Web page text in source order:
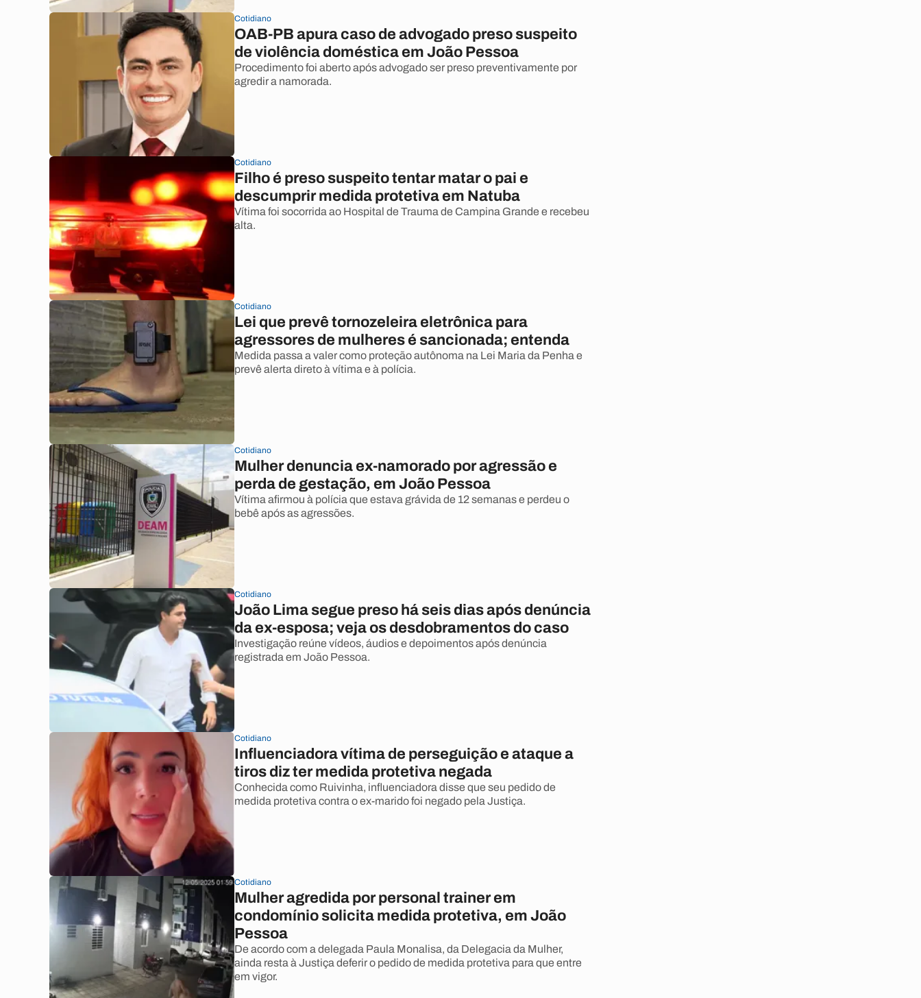
Cotidiano
OAB-PB apura caso de advogado preso suspeito
de violência doméstica em João Pessoa
Procedimento foi aberto após advogado ser preso preventivamente por
agredir a namorada.
Cotidiano
Filho é preso suspeito tentar matar o pai e
descumprir medida protetiva em Natuba
Vítima foi socorrida ao Hospital de Trauma de Campina Grande e recebeu
alta.
Cotidiano
Lei que prevê tornozeleira eletrônica para
agressores de mulheres é sancionada; entenda
Medida passa a valer como proteção autônoma na Lei Maria da Penha e
prevê alerta direto à vítima e à polícia.
Cotidiano
Mulher denuncia ex-namorado por agressão e
perda de gestação, em João Pessoa
Vítima afirmou à polícia que estava grávida de 12 semanas e perdeu o
bebê após as agressões.
Cotidiano
João Lima segue preso há seis dias após denúncia
da ex-esposa; veja os desdobramentos do caso
Investigação reúne vídeos, áudios e depoimentos após denúncia
registrada em João Pessoa.
Cotidiano
Influenciadora vítima de perseguição e ataque a
tiros diz ter medida protetiva negada
Conhecida como Ruivinha, influenciadora disse que seu pedido de
medida protetiva contra o ex-marido foi negado pela Justiça.
Cotidiano
Mulher agredida por personal trainer em
condomínio solicita medida protetiva, em João
Pessoa
De acordo com a delegada Paula Monalisa, da Delegacia da Mulher,
ainda resta à Justiça deferir o pedido de medida protetiva para que entre
em vigor.